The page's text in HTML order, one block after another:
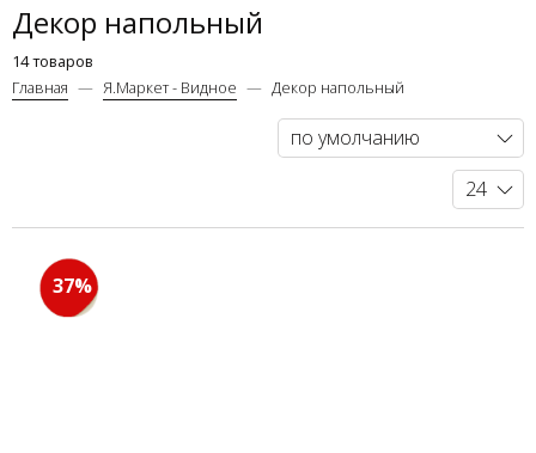
Декор напольный
14 товаров
Главная
Я.Маркет - Видное Декор напольный
37%